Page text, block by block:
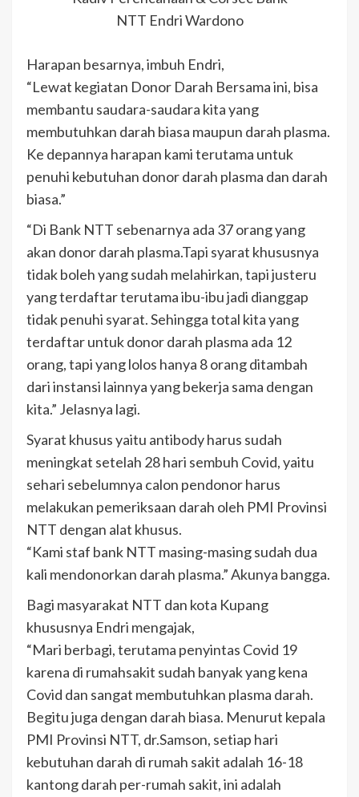
NTT Endri Wardono
Harapan besarnya, imbuh Endri,
“Lewat kegiatan Donor Darah Bersama ini, bisa
membantu saudara-saudara kita yang
membutuhkan darah biasa maupun darah plasma.
Ke depannya harapan kami terutama untuk
penuhi kebutuhan donor darah plasma dan darah
biasa.”
“Di Bank NTT sebenarnya ada 37 orang yang
akan donor darah plasma.Tapi syarat khususnya
tidak boleh yang sudah melahirkan, tapi justeru
yang terdaftar terutama ibu-ibu jadi dianggap
tidak penuhi syarat. Sehingga total kita yang
terdaftar untuk donor darah plasma ada 12
orang, tapi yang lolos hanya 8 orang ditambah
dari instansi lainnya yang bekerja sama dengan
kita.” Jelasnya lagi.
Syarat khusus yaitu antibody harus sudah
meningkat setelah 28 hari sembuh Covid, yaitu
sehari sebelumnya calon pendonor harus
melakukan pemeriksaan darah oleh PMI Provinsi
NTT dengan alat khusus.
“Kami staf bank NTT masing-masing sudah dua
kali mendonorkan darah plasma.” Akunya bangga.
Bagi masyarakat NTT dan kota Kupang
khususnya Endri mengajak,
“Mari berbagi, terutama penyintas Covid 19
karena di rumahsakit sudah banyak yang kena
Covid dan sangat membutuhkan plasma darah.
Begitu juga dengan darah biasa. Menurut kepala
PMI Provinsi NTT, dr.Samson, setiap hari
kebutuhan darah di rumah sakit adalah 16-18
kantong darah per-rumah sakit, ini adalah